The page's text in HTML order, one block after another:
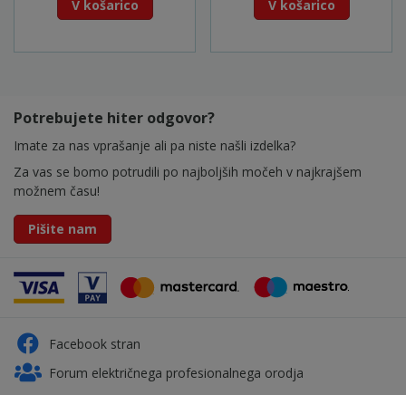
V košarico V košarico
Potrebujete hiter odgovor?
Imate za nas vprašanje ali pa niste našli izdelka?
Za vas se bomo potrudili po najboljših močeh v najkrajšem
možnem času!
Pišite nam
Facebook stran
Forum električnega profesionalnega orodja